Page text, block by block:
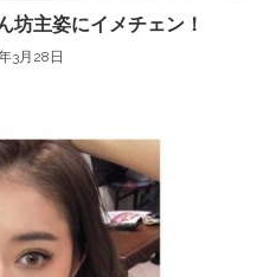
坊主姿にイメチェン！
3月28日